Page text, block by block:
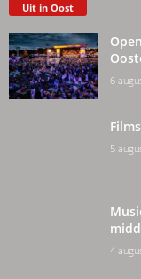
Uit in Oost
6
5
4